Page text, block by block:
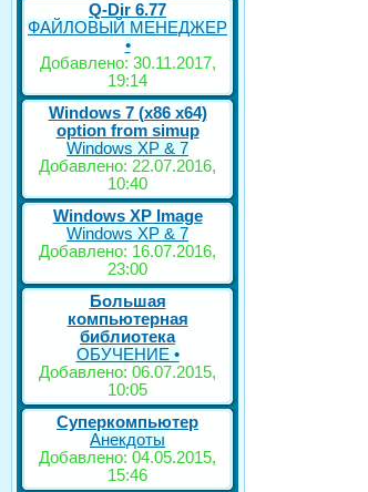
Q-Dir 6.77
ФАЙЛОВЫЙ МЕНЕДЖЕР
•
Добавлено: 30.11.2017,
19:14
Windows 7 (x86 x64)
option from simup
Windows XP & 7
Добавлено: 22.07.2016,
10:40
Windows XP Image
Windows XP & 7
Добавлено: 16.07.2016,
23:00
Большая
компьютерная
библиотека
ОБУЧЕНИЕ •
Добавлено: 06.07.2015,
10:05
Суперкомпьютер
Анекдоты
Добавлено: 04.05.2015,
15:46